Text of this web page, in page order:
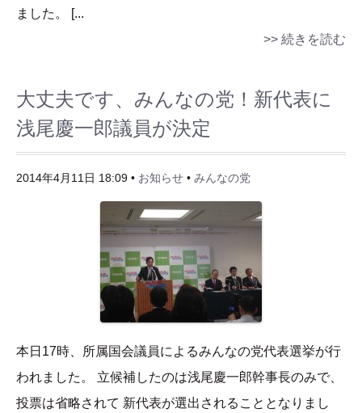
ました。 [...
>> 続きを読む
大丈夫です、みんなの党！新代表に
浅尾慶一郎議員が決定
2014年4月11日 18:09 • お知らせ • みんなの党
本日17時、所属国会議員によるみんなの党代表選挙が行
われました。 立候補したのは浅尾慶一郎幹事長のみで、
投票は省略されて 新代表が選出されることとなりまし